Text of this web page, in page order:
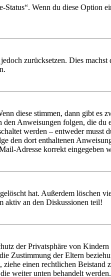
Wenn du diese Option
zurücksetzen. Dies
diese stimmen, dann gibt es
Anweisungen folgen, die
werden – entweder musst
dort enthaltenen
Adresse korrekt eingegeben
hat. Außerdem löschen
aktiv an den Diskussionen teil!
der Privatsphäre von
Zustimmung der Eltern
einen rechtlichen Beistand
weiter unten behandelt werden.